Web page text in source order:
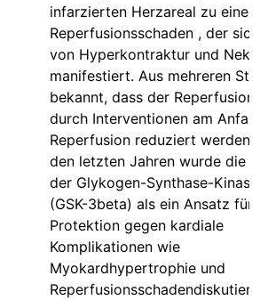
infarzierten Herzareal zu einem
Reperfusionsschaden , der
von Hyperkontraktur und
manifestiert. Aus mehreren
bekannt, dass der
durch Interventionen am
Reperfusion reduziert werden
den letzten Jahren wurde die
der Glykogen-Synthase-
(GSK-3beta) als ein Ansatz für
Protektion gegen kardiale
Komplikationen wie
Myokardhypertrophie und